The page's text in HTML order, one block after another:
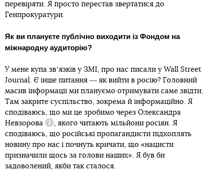
перевіряти. Я просто перестав звертатися до
Генпрокуратури.
Як ви плануєте публічно виходити із Фондом на
міжнародну аудиторію?
У мене купа звʼязків у ЗМІ, про нас писали у Wall Street
Journal. Є інше питання ― як вийти в росію? Головний
масив інформації ми плануємо отримувати саме звідти.
Там закрите суспільство, зокрема й інформаційно. Я
сподіваюсь, що ми це зробимо через Олександра
Невзорова
Довідка
, якого читають мільйони росіян. Я
сподіваюсь, що російські пропагандисти підхоплять
новину про нас і почнуть кричати, що «нацисти
призначили щось за голови наших». Я був би
задоволений, якби так сталося.